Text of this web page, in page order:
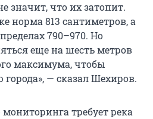
значит, что их затопит.
норма 813 сантиметров, а
790–970. Но
еще на шесть метров
максимума, чтобы
— сказал Шехиров.
требует река